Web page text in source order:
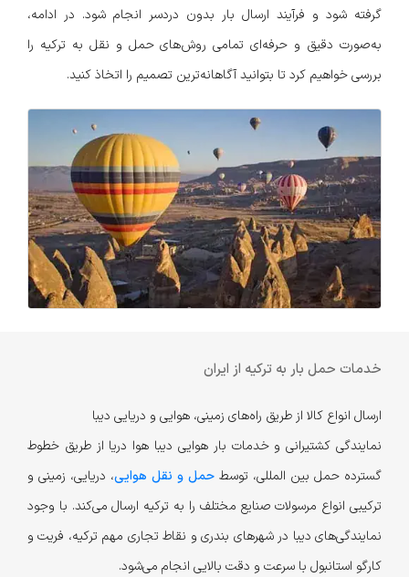
گرفته شود و فرآیند ارسال بار بدون دردسر انجام شود. در ادامه،
به‌صورت دقیق و حرفه‌ای تمامی روش‌های حمل و نقل به ترکیه را
بررسی خواهیم کرد تا بتوانید آگاهانه‌ترین تصمیم را اتخاذ کنید.
خدمات حمل بار به ترکیه از ایران
ارسال انواع کالا از طریق راه‌های زمینی، هوایی و دریایی دیبا
نمایندگی کشتیرانی و خدمات بار هوایی دیبا هوا دریا از طریق خطوط
گسترده حمل بین المللی، توسط حمل و نقل هوایی، دریایی، زمینی و
ترکیبی انواع مرسولات صنایع مختلف را به ترکیه ارسال می‌کند. با وجود
نمایندگی‌های دیبا در شهر‌های بندری و نقاط تجاری مهم ترکیه، فریت و
کارگو استانبول با سرعت و دقت بالایی انجام می‌شود.